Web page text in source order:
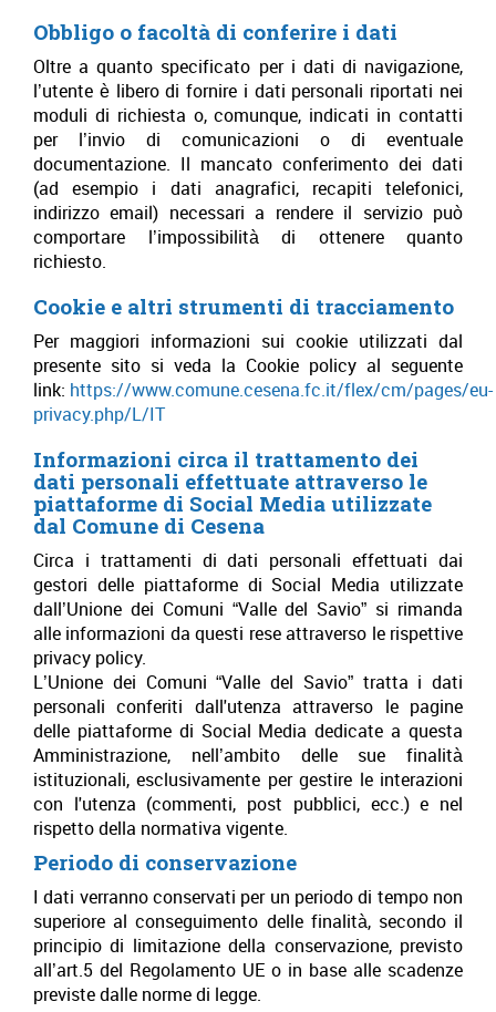
Obbligo o facoltà di conferire i dati
Oltre a quanto specificato per i dati di navigazione,
l’utente è libero di fornire i dati personali riportati nei
moduli di richiesta o, comunque, indicati in contatti
per l’invio di comunicazioni o di eventuale
documentazione. Il mancato conferimento dei dati
(ad esempio i dati anagrafici, recapiti telefonici,
indirizzo email) necessari a rendere il servizio può
comportare l’impossibilità di ottenere quanto
richiesto.
Cookie e altri strumenti di tracciamento
Per maggiori informazioni sui cookie utilizzati dal
presente sito si veda la Cookie policy al seguente
link: https://www.comune.cesena.fc.it/flex/cm/pages/eu-
privacy.php/L/IT
Informazioni circa il trattamento dei
dati personali effettuate attraverso le
piattaforme di Social Media utilizzate
dal Comune di Cesena
Circa i trattamenti di dati personali effettuati dai
gestori delle piattaforme di Social Media utilizzate
dall’Unione dei Comuni “Valle del Savio” si rimanda
alle informazioni da questi rese attraverso le rispettive
privacy policy.
L’Unione dei Comuni “Valle del Savio” tratta i dati
personali conferiti dall'utenza attraverso le pagine
delle piattaforme di Social Media dedicate a questa
Amministrazione, nell’ambito delle sue finalità
istituzionali, esclusivamente per gestire le interazioni
con l'utenza (commenti, post pubblici, ecc.) e nel
rispetto della normativa vigente.
Periodo di conservazione
I dati verranno conservati per un periodo di tempo non
superiore al conseguimento delle finalità, secondo il
principio di limitazione della conservazione, previsto
all’art.5 del Regolamento UE o in base alle scadenze
previste dalle norme di legge.